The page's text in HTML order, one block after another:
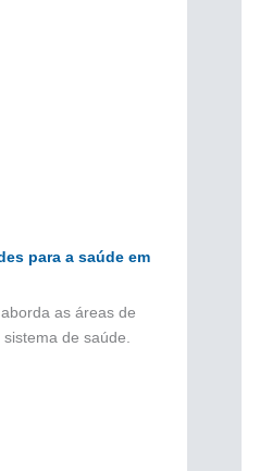
para a saúde em
as áreas de
de saúde.